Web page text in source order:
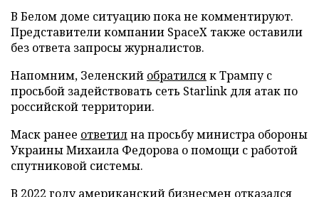
В Белом доме ситуацию пока не комментируют.
Представители компании SpaceX также оставили
без ответа запросы журналистов.
Напомним, Зеленский обратилсяк Трампу с
просьбой задействовать сеть Starlink для атак по
российской территории.
Маск ранее ответилна просьбу министра обороны
Украины Михаила Федорова о помощи с работой
спутниковой системы.
В 2022 году американский бизнесмен отказался